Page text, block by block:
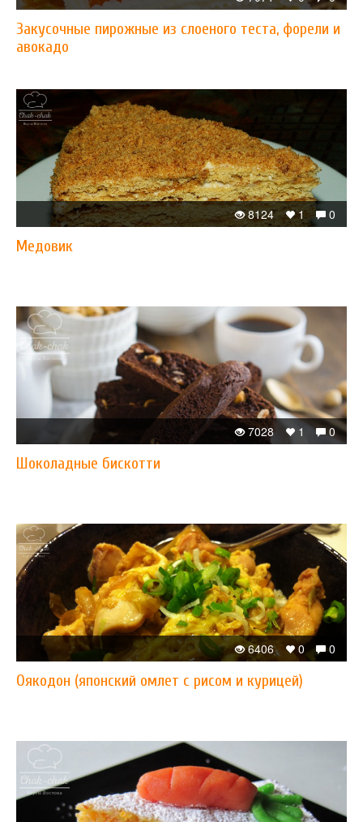
Закусочные пирожные из слоеного теста, форели и
авокадо
0
1
8124
Медовик
0
1
7028
Шоколадные бискотти
0
0
6406
Оякодон (японский омлет с рисом и курицей)